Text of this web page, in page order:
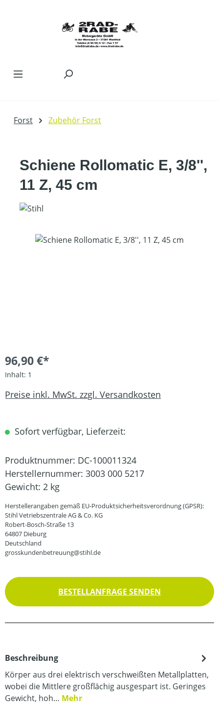
Forst Zubehör Forst
Schiene Rollomatic E, 3/8'',
11 Z, 45 cm
Bildergalerie überspringen
96,90 €*
Inhalt: 1
Preise inkl. MwSt. zzgl. Versandkosten
Sofort verfügbar, Lieferzeit:
Produktnummer: DC-100011324
Herstellernummer: 3003 000 5217
Gewicht: 2 kg
Herstellerangaben gemäß EU-Produktsicherheitsverordnung (GPSR):
Stihl Vetriebszentrale AG & Co. KG
Robert-Bosch-Straße 13
64807 Dieburg
Deutschland
grosskundenbetreuung@stihl.de
BESTELLANFRAGE SENDEN
Beschreibung
Körper aus drei elektrisch verschweißten Metallplatten,
wobei die Mittlere großflächig ausgespart ist. Geringes
Gewicht, hoh… Mehr